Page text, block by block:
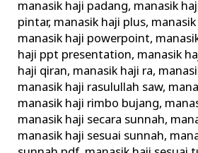
manasik haji padang, manasik
pintar, manasik haji plus,
manasik haji powerpoint,
haji ppt presentation, manasik
haji qiran, manasik haji ra,
manasik haji rasulullah saw,
manasik haji rimbo bujang,
manasik haji secara sunnah,
manasik haji sesuai sunnah,